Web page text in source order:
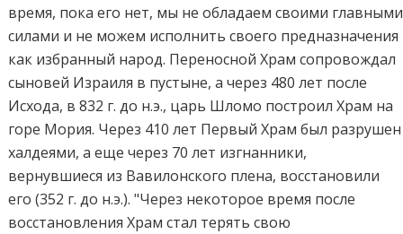
время, пока его нет, мы не обладаем своими главными
силами и не можем исполнить своего предназначения
как избранный народ. Переносной Храм сопровождал
сыновей Израиля в пустыне, а через 480 лет после
Исхода, в 832 г. до н.э., царь Шломо построил Храм на
горе Мория. Через 410 лет Первый Храм был разрушен
халдеями, а еще через 70 лет изгнанники,
вернувшиеся из Вавилонского плена, восстановили
его (352 г. до н.э.). "Через некоторое время после
восстановления Храм стал терять свою